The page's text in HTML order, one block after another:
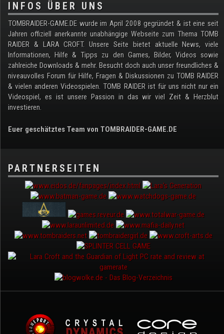
INFOS ÜBER UNS
TOMBRAIDER-GAME.DE wurde im April 2008 gegründet & ist eine seit
Jahren offiziell anerkannte unabhängige Webseite zum Thema TOMB
RAIDER & LARA CROFT. Unsere Seite bietet aktuelle News, viele
Informationen, Hilfe & Tipps zu den Games, Bilder, Videos sowie
zahlreiche Downloads & mehr. Besucht doch auch unser freundliches &
niveauvolles Forum für Hilfe, Fragen & Diskussionen zu TOMB RAIDER
& vielen anderen Videospielen. TOMB RAIDER ist für uns nicht nur ein
Videospiel, es ist unsere Passion in das wir viel Zeit & Herzblut
investieren.
Euer geschätztes Team von TOMBRAIDER-GAME.DE
PARTNERSEITEN